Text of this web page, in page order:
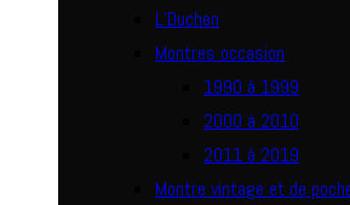
L’Duchen
Montres occasion
1990 à 1999
2000 à 2010
2011 à 2019
Montre vintage et de